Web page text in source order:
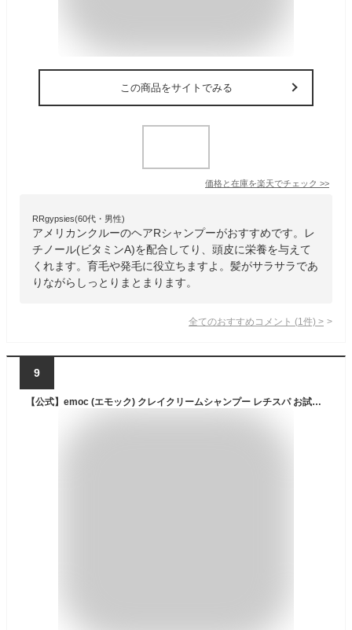
この商品をサイトでみる
価格と在庫を楽天でチェック >>
RRgypsies(60代・男性)
アメリカンクルーのヘアRシャンプーがおすすめです。レ
チノール(ビタミンA)を配合してり、頭皮に栄養を与えて
くれます。育毛や発毛に役立ちますよ。髪がサラサラであ
りながらしっとりまとまります。
全てのおすすめコメント (1 件) >
9
【公式】emoc (エモック) クレイクリームシャンプー レチスパ お試しパウチ 5袋セット クリームシャンプー レチノールシャンプー 泥シャンプー レチノール カプセル配合 オールインワン スクラブ 頭皮エイジングケア